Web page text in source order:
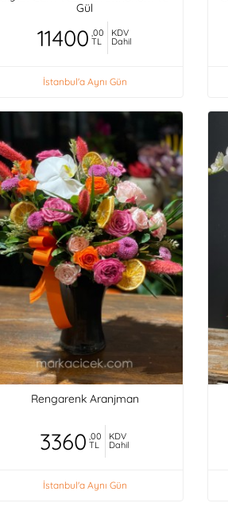
Gül
11400 ,00
TL
KDV
Dahil
İstanbul'a Aynı Gün
Rengarenk Aranjman
3360 ,00
TL
KDV
Dahil
İstanbul'a Aynı Gün